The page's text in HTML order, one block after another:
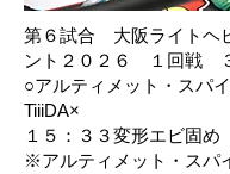
第６試合 大阪ライトヘ
ント２０２６ １回戦
○アルティメット・スパ
TiiiDA×
１５：３３変形エビ固め
※アルティメット・スパ